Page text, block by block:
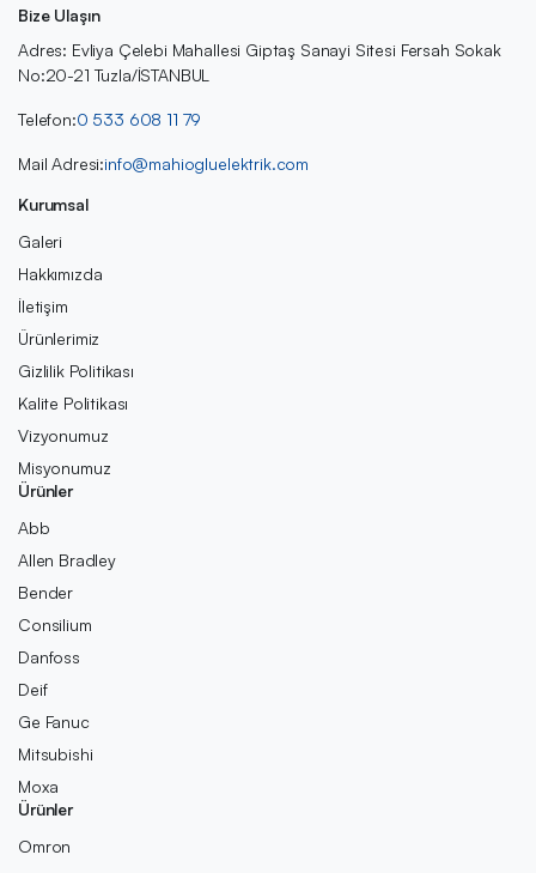
Bize Ulaşın
Adres: Evliya Çelebi Mahallesi Giptaş Sanayi Sitesi Fersah Sokak
No:20-21 Tuzla/İSTANBUL
Telefon:0 533 608 11 79
Mail Adresi:info@mahiogluelektrik.com
Kurumsal
Galeri
Hakkımızda
İletişim
Ürünlerimiz
Gizlilik Politikası
Kalite Politikası
Vizyonumuz
Misyonumuz
Ürünler
Abb
Allen Bradley
Bender
Consilium
Danfoss
Deif
Ge Fanuc
Mitsubishi
Moxa
Ürünler
Omron